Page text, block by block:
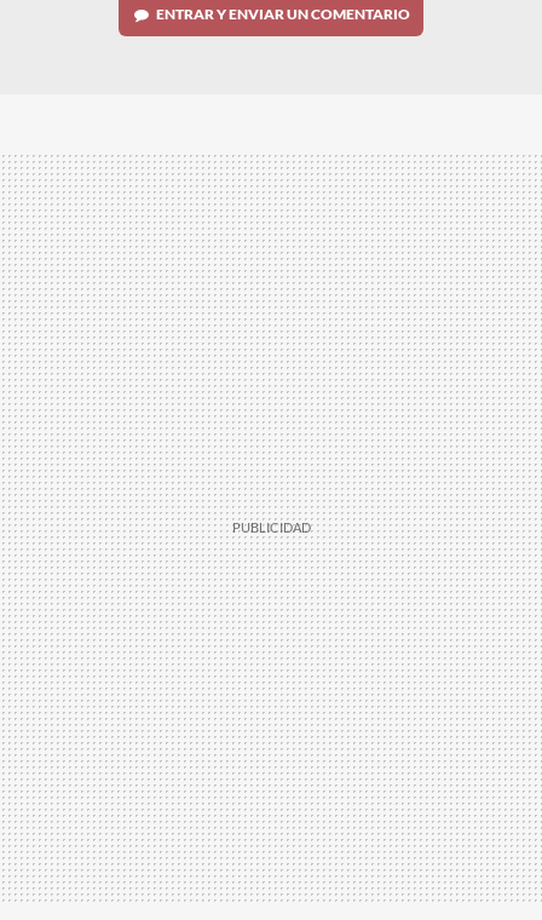
ENTRAR Y ENVIAR UN COMENTARIO